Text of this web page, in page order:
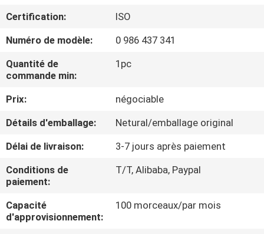
DE
NOUS
VISITE
DE
L'USINE
CONTRÔLE
DE
LA
QUALITÉ
Certification:
ISO
Numéro de modèle:
0 986 437 341
Quantité de
commande min:
1pc
Prix:
négociable
Détails d'emballage:
Netural/emballage original
Délai de livraison:
3-7 jours après paiement
Conditions de
paiement:
T/T, Alibaba, Paypal
Capacité
d'approvisionnement:
100 morceaux/par mois